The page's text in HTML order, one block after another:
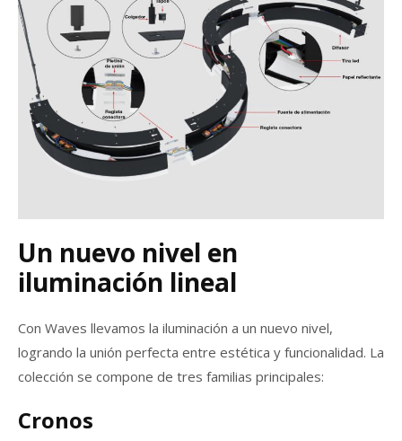
Un nuevo nivel en
iluminación lineal
Con Waves llevamos la iluminación a un nuevo nivel,
logrando la unión perfecta entre estética y funcionalidad. La
colección se compone de tres familias principales:
Cronos